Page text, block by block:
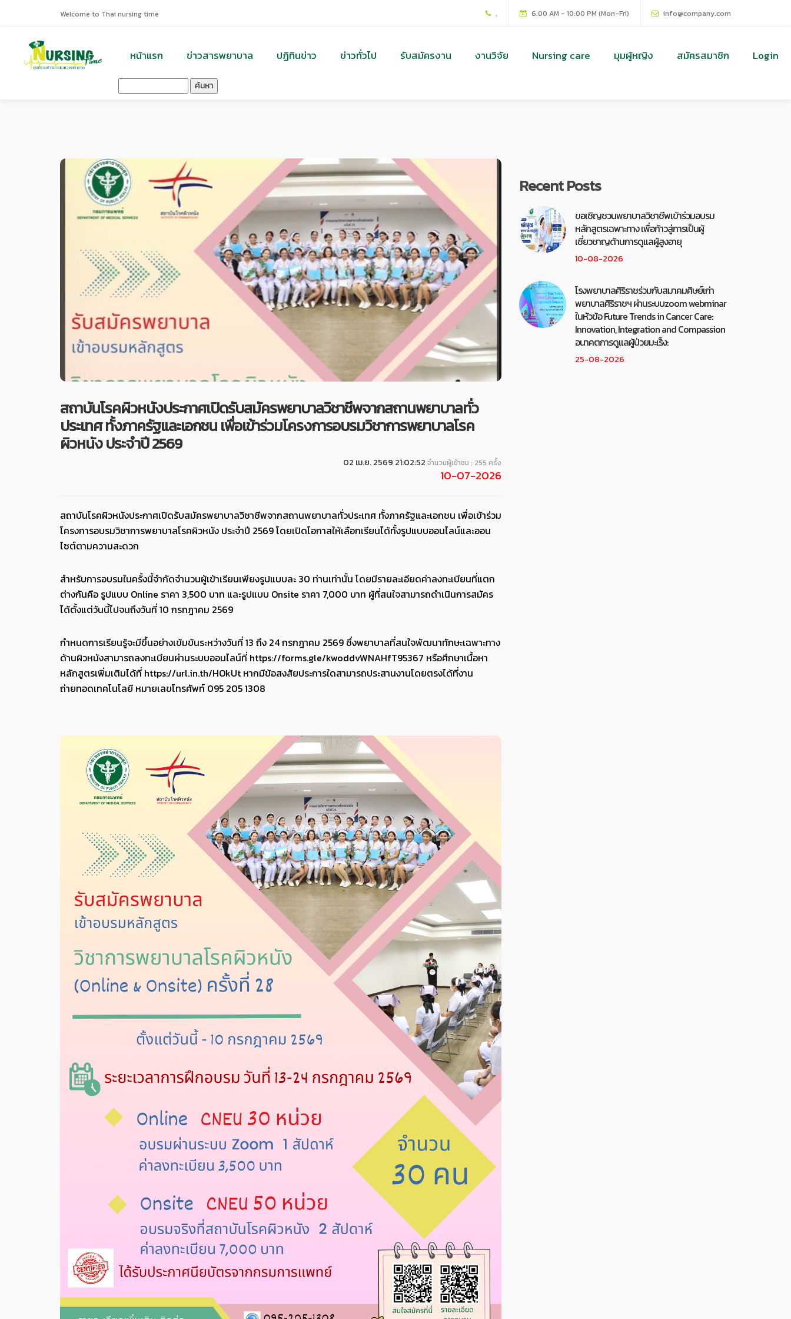
Welcome to Thai nursing time , 6:00 AM - 10:00 PM (Mon-Fri) info@company.com
หน้าแรก ข่าวสารพยาบาล ปฏิทินข่าว ข่าวทั่วไป รับสมัครงาน งานวิจัย Nursing care มุมผู้หญิง สมัครสมาชิก Login
ค้นหา
สถาบันโรคผิวหนังประกาศเปิดรับสมัครพยาบาลวิชาชีพจากสถานพยาบาลทั่ว
ประเทศ ทั้งภาครัฐและเอกชน เพื่อเข้าร่วมโครงการอบรมวิชาการพยาบาลโรค
ผิวหนัง ประจำปี 2569
02 เม.ย. 2569 21:02:52 จำนวนผู้เข้าชม : 255 ครั้ง
10-07-2026
สถาบันโรคผิวหนังประกาศเปิดรับสมัครพยาบาลวิชาชีพจากสถานพยาบาลทั่วประเทศ ทั้งภาครัฐและเอกชน เพื่อเข้าร่วม
โครงการอบรมวิชาการพยาบาลโรคผิวหนัง ประจำปี 2569 โดยเปิดโอกาสให้เลือกเรียนได้ทั้งรูปแบบออนไลน์และออน
ไซต์ตามความสะดวก
สำหรับการอบรมในครั้งนี้จำกัดจำนวนผู้เข้าเรียนเพียงรูปแบบละ 30 ท่านเท่านั้น โดยมีรายละเอียดค่าลงทะเบียนที่แตก
ต่างกันคือ รูปแบบ Online ราคา 3,500 บาท และรูปแบบ Onsite ราคา 7,000 บาท ผู้ที่สนใจสามารถดำเนินการสมัคร
ได้ตั้งแต่วันนี้ไปจนถึงวันที่ 10 กรกฎาคม 2569
กำหนดการเรียนรู้จะมีขึ้นอย่างเข้มข้นระหว่างวันที่ 13 ถึง 24 กรกฎาคม 2569 ซึ่งพยาบาลที่สนใจพัฒนาทักษะเฉพาะทาง
ด้านผิวหนังสามารถลงทะเบียนผ่านระบบออนไลน์ที่ https://forms.gle/kwoddvWNAHfT95367 หรือศึกษาเนื้อหา
หลักสูตรเพิ่มเติมได้ที่ https://url.in.th/HOkUt หากมีข้อสงสัยประการใดสามารถประสานงานโดยตรงได้ที่งาน
ถ่ายทอดเทคโนโลยี หมายเลขโทรศัพท์ 095 205 1308
Recent Posts
ขอเชิญชวนพยาบาลวิชาชีพเข้าร่วมอบรม
หลักสูตรเฉพาะทาง เพื่อก้าวสู่การเป็นผู้
เชี่ยวชาญด้านการดูแลผู้สูงอายุ
10-08-2026
โรงพยาบาลศิริราชร่วมกับสมาคมศิษย์เก่า
พยาบาลศิริราชฯ ผ่านระบบzoom webminar
ในหัวข้อ Future Trends in Cancer Care:
Innovation, Integration and Compassion
อนาคตการดูแลผู้ป่วยมะเร็ง:
25-08-2026